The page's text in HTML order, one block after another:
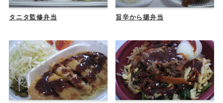
タニタ監修弁当 旨辛から揚弁当